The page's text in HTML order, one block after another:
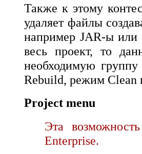
Также к этому
удаляет файлы
например JAR-ы или
весь проект, то
необходимую
Rebuild, режим Clean
Project menu
Эта
Enterprise.